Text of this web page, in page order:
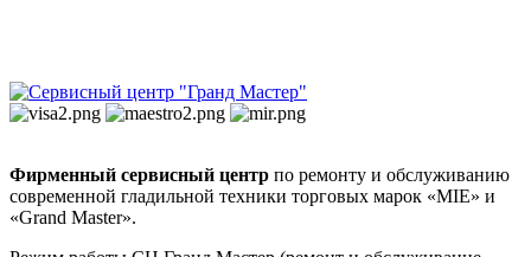
Фирменный сервисный центр по ремонту и обслуживанию
современной гладильной техники торговых марок «MIE» и
«Grand Master».